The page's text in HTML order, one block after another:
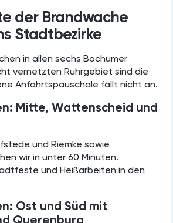
der Brandwache
Stadtbezirke
in allen sechs Bochumer
vernetzten Ruhrgebiet sind die
Anfahrtspauschale fällt nicht an.
Mitte, Wattenscheid und
und Riemke sowie
wir in unter 60 Minuten.
und Heißarbeiten in den
Ost und Süd mit
Querenburg